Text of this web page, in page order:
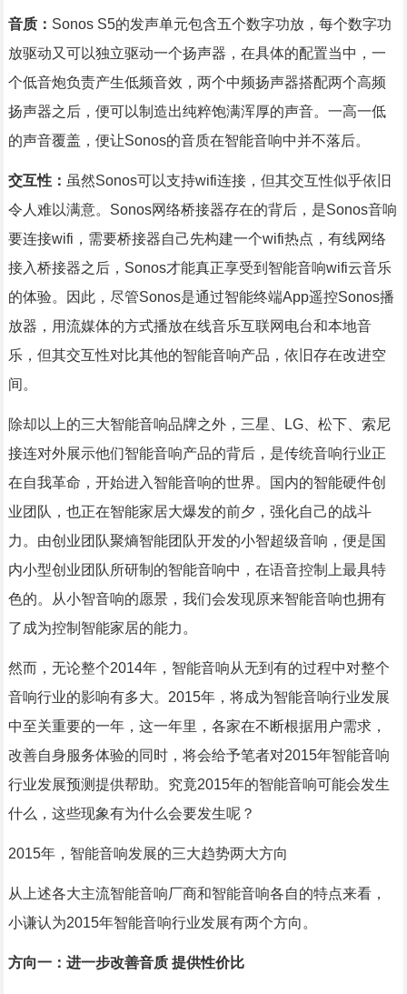
音质： Sonos S5的发声单元包含五个数字功放，每个数字功
放驱动又可以独立驱动一个扬声器，在具体的配置当中，一
个低音炮负责产生低频音效，两个中频扬声器搭配两个高频
扬声器之后，便可以制造出纯粹饱满浑厚的声音。一高一低
的声音覆盖，便让Sonos的音质在智能音响中并不落后。
交互性： 虽然Sonos可以支持wifi连接，但其交互性似乎依旧
令人难以满意。Sonos网络桥接器存在的背后，是Sonos音响
要连接wifi，需要桥接器自己先构建一个wifi热点，有线网络
接入桥接器之后，Sonos才能真正享受到智能音响wifi云音乐
的体验。因此，尽管Sonos是通过智能终端App遥控Sonos播
放器，用流媒体的方式播放在线音乐互联网电台和本地音
乐，但其交互性对比其他的智能音响产品，依旧存在改进空
间。
除却以上的三大智能音响品牌之外，三星、LG、松下、索尼
接连对外展示他们智能音响产品的背后，是传统音响行业正
在自我革命，开始进入智能音响的世界。国内的智能硬件创
业团队，也正在智能家居大爆发的前夕，强化自己的战斗
力。由创业团队聚熵智能团队开发的小智超级音响，便是国
内小型创业团队所研制的智能音响中，在语音控制上最具特
色的。从小智音响的愿景，我们会发现原来智能音响也拥有
了成为控制智能家居的能力。
然而，无论整个2014年，智能音响从无到有的过程中对整个
音响行业的影响有多大。2015年，将成为智能音响行业发展
中至关重要的一年，这一年里，各家在不断根据用户需求，
改善自身服务体验的同时，将会给予笔者对2015年智能音响
行业发展预测提供帮助。究竟2015年的智能音响可能会发生
什么，这些现象有为什么会要发生呢？
2015年，智能音响发展的三大趋势两大方向
从上述各大主流智能音响厂商和智能音响各自的特点来看，
小谦认为2015年智能音响行业发展有两个方向。
方向一：进一步改善音质 提供性价比